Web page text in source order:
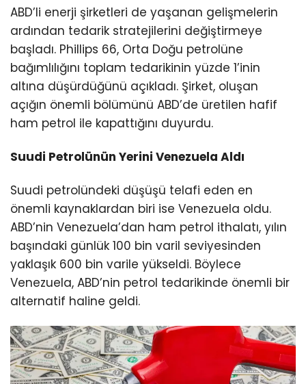
ABD’li enerji şirketleri de yaşanan gelişmelerin
ardından tedarik stratejilerini değiştirmeye
başladı. Phillips 66, Orta Doğu petrolüne
bağımlılığını toplam tedarikinin yüzde 1’inin
altına düşürdüğünü açıkladı. Şirket, oluşan
açığın önemli bölümünü ABD’de üretilen hafif
ham petrol ile kapattığını duyurdu.
Suudi Petrolünün Yerini Venezuela Aldı
Suudi petrolündeki düşüşü telafi eden en
önemli kaynaklardan biri ise Venezuela oldu.
ABD’nin Venezuela’dan ham petrol ithalatı, yılın
başındaki günlük 100 bin varil seviyesinden
yaklaşık 600 bin varile yükseldi. Böylece
Venezuela, ABD’nin petrol tedarikinde önemli bir
alternatif haline geldi.